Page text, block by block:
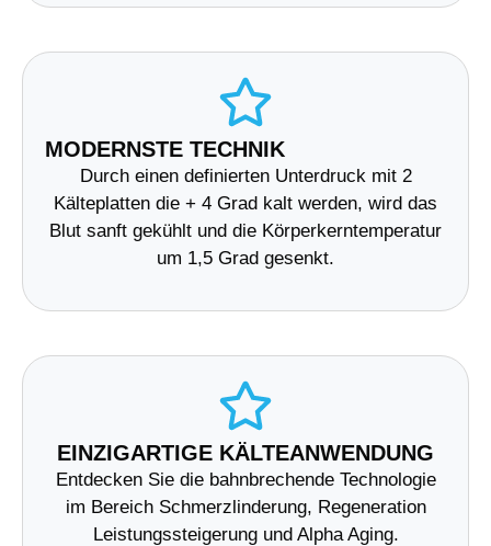
MODERNSTE TECHNIK
Durch einen definierten Unterdruck mit 2
Kälteplatten die + 4 Grad kalt werden, wird das
Blut sanft gekühlt und die Körperkerntemperatur
um 1,5 Grad gesenkt.
EINZIGARTIGE KÄLTEANWENDUNG
Entdecken Sie die bahnbrechende Technologie
im Bereich Schmerzlinderung, Regeneration
Leistungssteigerung und Alpha Aging.